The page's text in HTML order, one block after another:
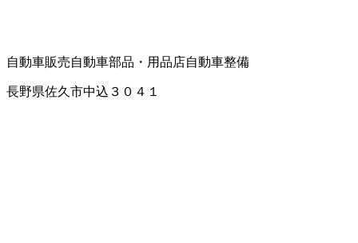
自動車販売自動車部品・用品店自動車整備
長野県佐久市中込３０４１